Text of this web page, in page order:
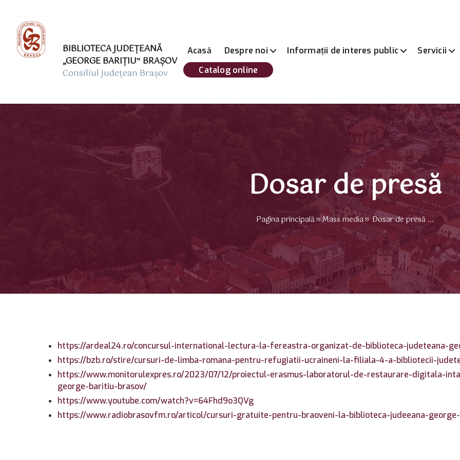
BIBLIOTECA JUDEȚEANĂ
„GEORGE BARIŢIU‟ BRAŞOV
Consiliul Județean Brașov
Acasă Despre noi Informații de interes public Servicii
Catalog online
Dosar de presă
Pagina principală Mass media Dosar de presă ...
https://ardeal24.ro/concursul-international-lectura-la-fereastra-organizat-de-biblioteca-judeteana-
https://bzb.ro/stire/cursuri-de-limba-romana-pentru-refugiatii-ucraineni-la-filiala-4-a-bibliotecii-
https://www.monitorulexpres.ro/2023/07/12/proiectul-erasmus-laboratorul-de-restaurare-digitala-
george-baritiu-brasov/
https://www.youtube.com/watch?v=64Fhd9o3QVg
https://www.radiobrasovfm.ro/articol/cursuri-gratuite-pentru-braoveni-la-biblioteca-judeeana-